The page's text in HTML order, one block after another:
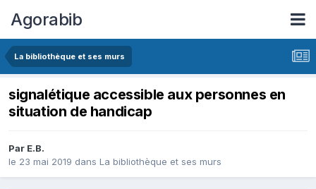
Agorabib
La bibliothèque et ses murs
signalétique accessible aux personnes en
situation de handicap
Par E.B.
le 23 mai 2019 dans La bibliothèque et ses murs